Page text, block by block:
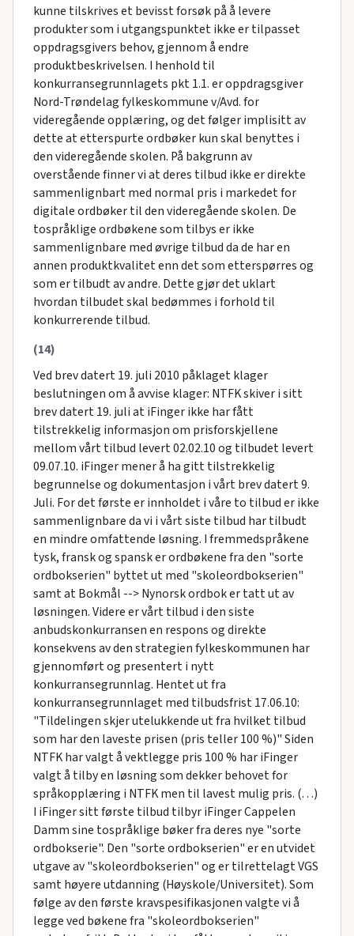
kunne tilskrives et bevisst forsøk på å levere
produkter som i utgangspunktet ikke er tilpasset
oppdragsgivers behov, gjennom å endre
produktbeskrivelsen. I henhold til
konkurransegrunnlagets pkt 1.1. er oppdragsgiver
Nord-Trøndelag fylkeskommune v/Avd. for
videregående opplæring, og det følger implisitt av
dette at etterspurte ordbøker kun skal benyttes i
den videregående skolen. På bakgrunn av
overstående finner vi at deres tilbud ikke er direkte
sammenlignbart med normal pris i markedet for
digitale ordbøker til den videregående skolen. De
tospråklige ordbøkene som tilbys er ikke
sammenlignbare med øvrige tilbud da de har en
annen produktkvalitet enn det som etterspørres og
som er tilbudt av andre. Dette gjør det uklart
hvordan tilbudet skal bedømmes i forhold til
konkurrerende tilbud.
(14)
Ved brev datert 19. juli 2010 påklaget klager
beslutningen om å avvise klager: NTFK skiver i sitt
brev datert 19. juli at iFinger ikke har fått
tilstrekkelig informasjon om prisforskjellene
mellom vårt tilbud levert 02.02.10 og tilbudet levert
09.07.10. iFinger mener å ha gitt tilstrekkelig
begrunnelse og dokumentasjon i vårt brev datert 9.
Juli. For det første er innholdet i våre to tilbud er ikke
sammenlignbare da vi i vårt siste tilbud har tilbudt
en mindre omfattende løsning. I fremmedspråkene
tysk, fransk og spansk er ordbøkene fra den "sorte
ordbokserien" byttet ut med "skoleordbokserien"
samt at Bokmål --> Nynorsk ordbok er tatt ut av
løsningen. Videre er vårt tilbud i den siste
anbudskonkurransen en respons og direkte
konsekvens av den strategien fylkeskommunen har
gjennomført og presentert i nytt
konkurransegrunnlag. Hentet ut fra
konkurransegrunnlaget med tilbudsfrist 17.06.10:
"Tildelingen skjer utelukkende ut fra hvilket tilbud
som har den laveste prisen (pris teller 100 %)" Siden
NTFK har valgt å vektlegge pris 100 % har iFinger
valgt å tilby en løsning som dekker behovet for
språkopplæring i NTFK men til lavest mulig pris. (…)
I iFinger sitt første tilbud tilbyr iFinger Cappelen
Damm sine tospråklige bøker fra deres nye "sorte
ordbokserie". Den "sorte ordbokserien" er en utvidet
utgave av "skoleordbokserien" og er tilrettelagt VGS
samt høyere utdanning (Høyskole/Universitet). Som
følge av den første kravspesifikasjonen valgte vi å
legge ved bøkene fra "skoleordbokserien"